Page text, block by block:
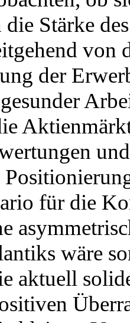
Stärke
von
der
für die
wäre
aktuell